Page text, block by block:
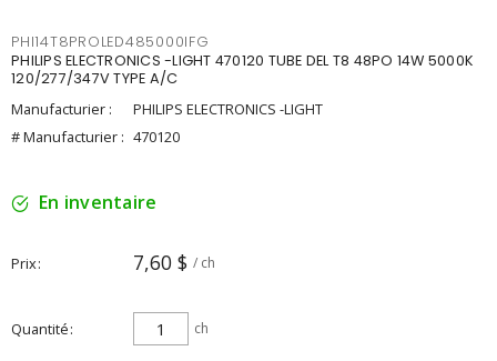
PHI14T8PROLED485000IFG
PHILIPS ELECTRONICS -LIGHT 470120 TUBE DEL T8 48PO 14W 5000K
120/277/347V TYPE A/C
Manufacturier :
PHILIPS ELECTRONICS -LIGHT
# Manufacturier : 470120
En inventaire
Prix 7,60 $ / ch
Quantité ch